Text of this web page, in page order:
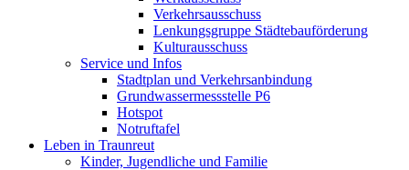
Verkehrsausschuss
Lenkungsgruppe Städtebauförderung
Kulturausschuss
Service und Infos
Stadtplan und Verkehrsanbindung
Grundwassermessstelle P6
Hotspot
Notruftafel
Leben in Traunreut
Kinder, Jugendliche und Familie